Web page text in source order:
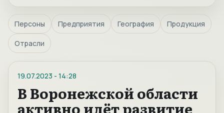
Персоны Предприятия География Продукция
Отрасли
19.07.2023 - 14:28
В Воронежской области
активно идёт развитие